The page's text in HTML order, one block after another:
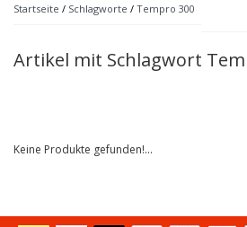
Startseite / Schlagworte / Tempro 300
Artikel mit Schlagwort
Keine Produkte gefunden!...